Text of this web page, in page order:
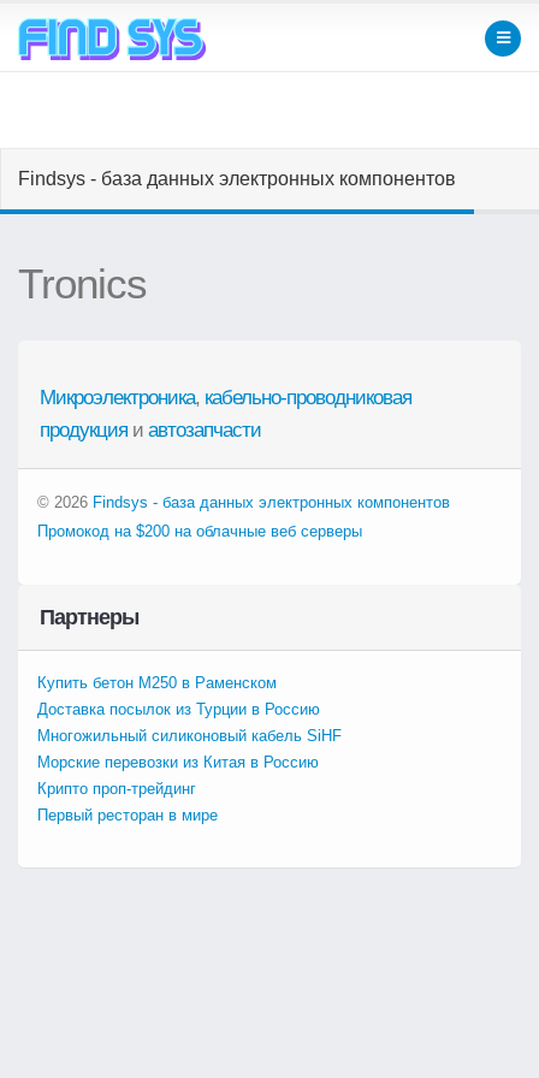
Findsys - база данных электронных компонентов
Tronics
Микроэлектроника, кабельно-проводниковая
продукция и автозапчасти
© 2026 Findsys - база данных электронных компонентов
Промокод на $200 на облачные веб серверы
Партнеры
Купить бетон М250 в Раменском
Доставка посылок из Турции в Россию
Многожильный силиконовый кабель SiHF
Морские перевозки из Китая в Россию
Крипто проп-трейдинг
Первый ресторан в мире